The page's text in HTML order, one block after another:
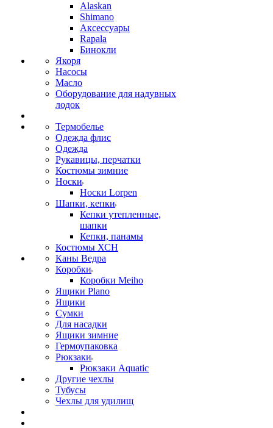
Alaskan
Shimano
Аксессуары
Rapala
Бинокли
Якоря
Насосы
Масло
Оборудование для надувных
лодок
Термобелье
Одежда флис
Одежда
Рукавицы, перчатки
Костюмы зимние
Носки
Носки Lorpen
Шапки, кепки
Кепки утепленные,
шапки
Кепки, панамы
Костюмы ХСН
Каны Ведра
Коробки
Коробки Meiho
Ящики Plano
Ящики
Сумки
Для насадки
Ящики зимние
Гермоупаковка
Рюкзаки
Рюкзаки Aquatic
Другие чехлы
Тубусы
Чехлы для удилищ